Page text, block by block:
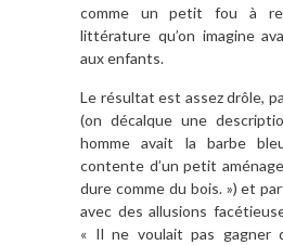
comme un petit fou à
littérature qu’on imagine
aux enfants.
Le résultat est assez drôle,
(on décalque une
homme avait la barbe
contente d’un petit
dure comme du bois. ») et
avec des allusions
« Il ne voulait pas gagner